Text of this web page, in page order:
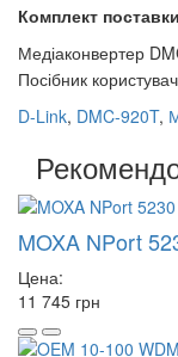
Комплект поставки
Медіаконвертер
Посібник
D-Link, DMC-920T,
MOXA NPort
Цена:
11 745 грн